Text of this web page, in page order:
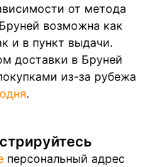
от метода
возможна как
и в пункт выдачи.
доставки в Бруней
из-за рубежа
.
персональный адрес